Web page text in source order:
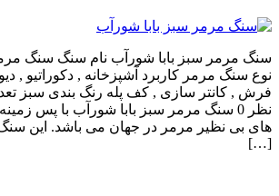
سنگ مرمر سبز بابا شورآب نام سنگ سنگ
نوع سنگ مرمر کاربرد آشپزخانه , دکوراتیو ,
نظر 0 سنگ مرمر سبز بابا شورآب با پس
های بی نظیر مرمر در جهان می باشد. این
[…]